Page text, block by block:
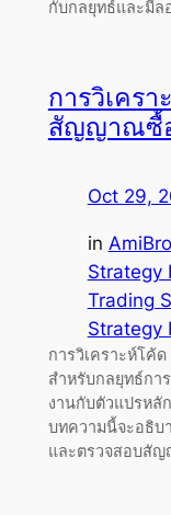
กับกลยุทธ์และมีล
การวิเครา
สัญญาณซื้
Oct 29,
in
Strategy
Trading
Strategy
การวิเคราะห์โค้
สำหรับกลยุทธ์กา
งานกับตัวแปรหลั
บทความนี้จะอธิบ
และตรวจสอบสั